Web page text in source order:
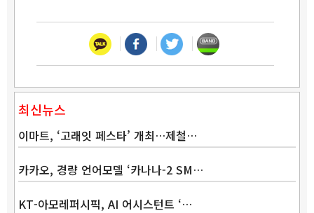
최신뉴스
이마트, ‘고래잇 페스타’ 개최…제철…
카카오, 경량 언어모델 ‘카나나-2 SM…
KT-아모레퍼시픽, AI 어시스턴트 ‘…